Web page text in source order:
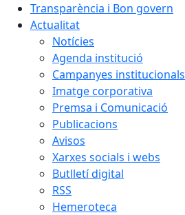
Transparència i Bon govern
Actualitat
Notícies
Agenda institució
Campanyes institucionals
Imatge corporativa
Premsa i Comunicació
Publicacions
Avisos
Xarxes socials i webs
Butlletí digital
RSS
Hemeroteca